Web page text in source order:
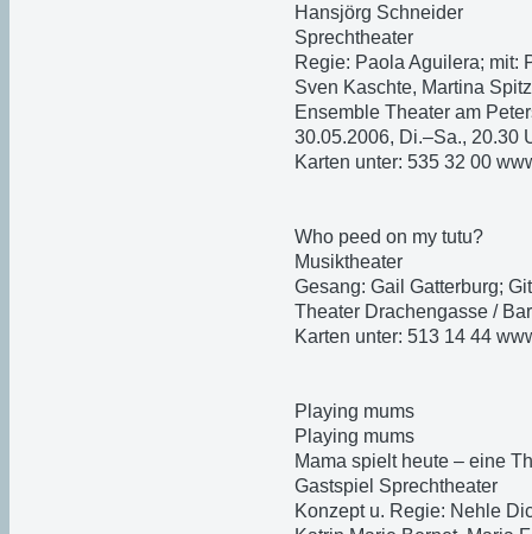
Hansjörg Schneider
Sprechtheater
Regie: Paola Aguilera; mit:
Sven Kaschte, Martina
Ensemble Theater am
30.05.2006, Di.–Sa., 20.30
Karten unter: 535 32 00
Who peed on my tutu?
Musiktheater
Gesang: Gail Gatterburg;
Theater Drachengasse /
Karten unter: 513 14 44
Playing mums
Playing mums
Mama spielt heute – eine
Gastspiel Sprechtheater
Konzept u. Regie: Nehle